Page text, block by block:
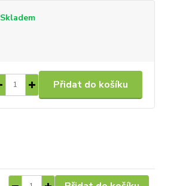
Skladem
Přidat do košíku